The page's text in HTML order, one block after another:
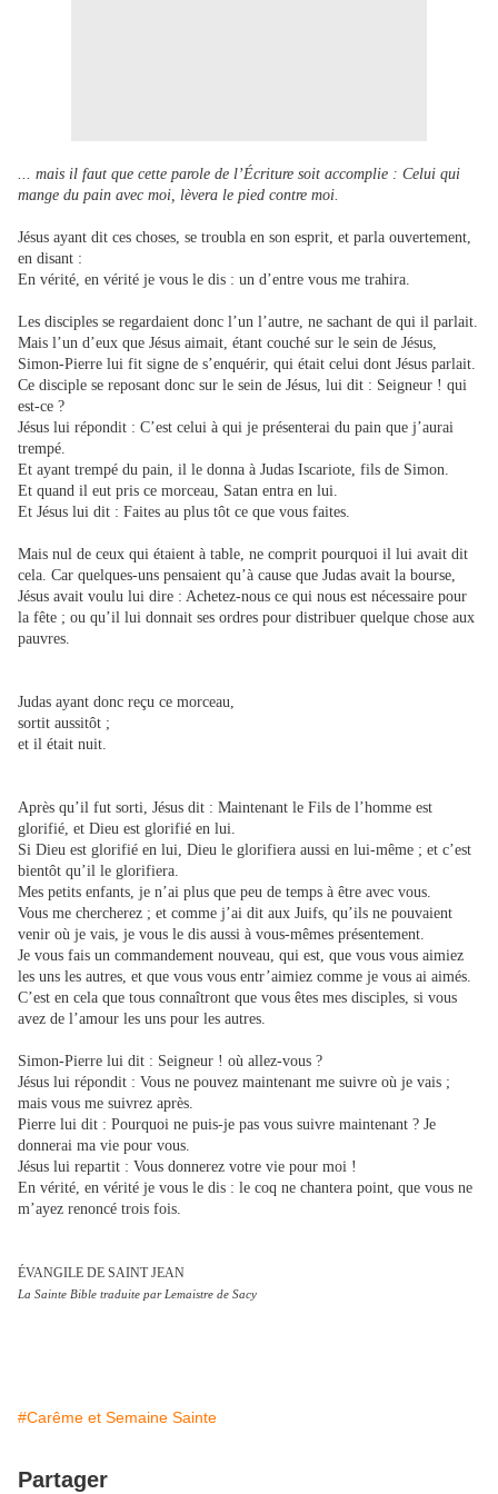
... mais il faut que cette parole de l’Écriture soit accomplie : Celui qui
mange du pain avec moi, lèvera le pied contre moi.
Jésus ayant dit ces choses, se troubla en son esprit, et parla ouvertement,
en disant :
En vérité, en vérité je vous le dis : un d’entre vous me trahira.
Les disciples se regardaient donc l’un l’autre, ne sachant de qui il parlait.
Mais l’un d’eux que Jésus aimait, étant couché sur le sein de Jésus,
Simon-Pierre lui fit signe de s’enquérir, qui était celui dont Jésus parlait.
Ce disciple se reposant donc sur le sein de Jésus, lui dit : Seigneur ! qui
est-ce ?
Jésus lui répondit : C’est celui à qui je présenterai du pain que j’aurai
trempé.
Et ayant trempé du pain, il le donna à Judas Iscariote, fils de Simon.
Et quand il eut pris ce morceau, Satan entra en lui.
Et Jésus lui dit : Faites au plus tôt ce que vous faites.
Mais nul de ceux qui étaient à table, ne comprit pourquoi il lui avait dit
cela. Car quelques-uns pensaient qu’à cause que Judas avait la bourse,
Jésus avait voulu lui dire : Achetez-nous ce qui nous est nécessaire pour
la fête ; ou qu’il lui donnait ses ordres pour distribuer quelque chose aux
pauvres.
Judas ayant donc reçu ce morceau,
sortit aussitôt ;
et il était nuit.
Après qu’il fut sorti, Jésus dit : Maintenant le Fils de l’homme est
glorifié, et Dieu est glorifié en lui.
Si Dieu est glorifié en lui, Dieu le glorifiera aussi en lui-même ; et c’est
bientôt qu’il le glorifiera.
Mes petits enfants, je n’ai plus que peu de temps à être avec vous.
Vous me chercherez ; et comme j’ai dit aux Juifs, qu’ils ne pouvaient
venir où je vais, je vous le dis aussi à vous-mêmes présentement.
Je vous fais un commandement nouveau, qui est, que vous vous aimiez
les uns les autres, et que vous vous entr’aimiez comme je vous ai aimés.
C’est en cela que tous connaîtront que vous êtes mes disciples, si vous
avez de l’amour les uns pour les autres.
Simon-Pierre lui dit : Seigneur ! où allez-vous ?
Jésus lui répondit : Vous ne pouvez maintenant me suivre où je vais ;
mais vous me suivrez après.
Pierre lui dit : Pourquoi ne puis-je pas vous suivre maintenant ? Je
donnerai ma vie pour vous.
Jésus lui repartit : Vous donnerez votre vie pour moi !
En vérité, en vérité je vous le dis : le coq ne chantera point, que vous ne
m’ayez renoncé trois fois.
ÉVANGILE DE SAINT JEAN
La Sainte Bible traduite par Lemaistre de Sacy
#Carême et Semaine Sainte
Partager